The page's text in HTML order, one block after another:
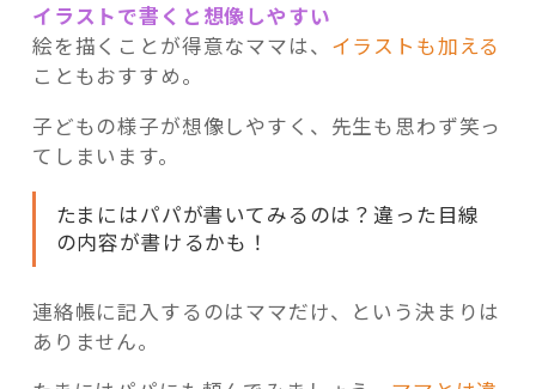
イラストで書くと想像しやすい
絵を描くことが得意なママは、 イラストも加える
こともおすすめ。
子どもの様子が想像しやすく、先生も思わず笑っ
てしまいます。
たまにはパパが書いてみるのは？違った目線
の内容が書けるかも！
連絡帳に記入するのはママだけ、という決まりは
ありません。